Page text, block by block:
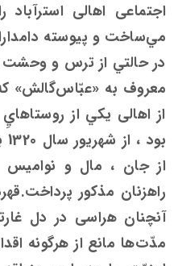
اجتماعی اهالی
مي‌ساخت و پیوسته
در حالتي از ترس و وحشت
معروف به «عبّاس‌گالش»
از اهالی يكي از روستاهاي‌ِ
از جان ، مال و نوامیس
راهزنان مذکور
آنچنان هراسی در دل
مدّت‌ها مانع از هرگونه